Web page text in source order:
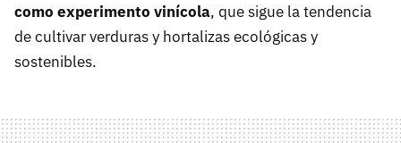
como experimento vinícola, que sigue la tendencia
de cultivar verduras y hortalizas ecológicas y
sostenibles.